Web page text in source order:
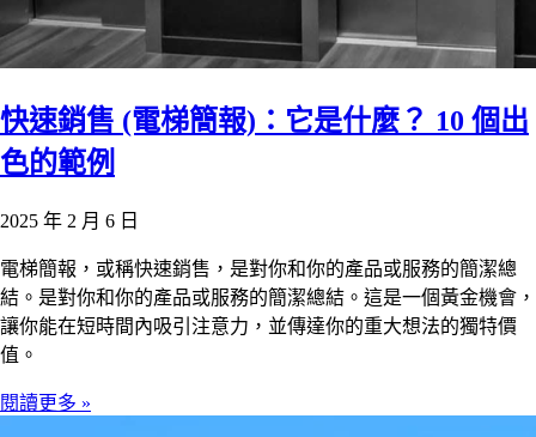
快速銷售 (電梯簡報)：它是什麼？ 10 個出
色的範例
2025 年 2 月 6 日
電梯簡報，或稱快速銷售，是對你和你的產品或服務的簡潔總
結。是對你和你的產品或服務的簡潔總結。這是一個黃金機會，
讓你能在短時間內吸引注意力，並傳達你的重大想法的獨特價
值。
閱讀更多 »